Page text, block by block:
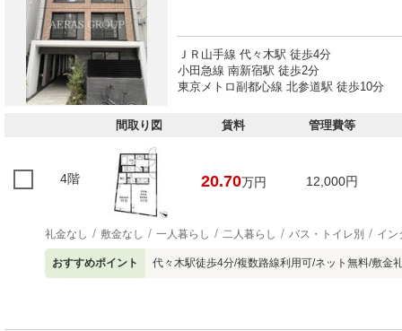
ＪＲ山手線 代々木駅 徒歩4分
小田急線 南新宿駅 徒歩2分
東京メトロ副都心線 北参道駅 徒歩10分
間取り図 賃料 管理費等
4階 20.70万円 12,000円
礼金なし 敷金なし 一人暮らし 二人暮らし バス・トイレ別 イン
おすすめポイント 代々木駅徒歩4分/複数路線利用可/ネット無料/敷金